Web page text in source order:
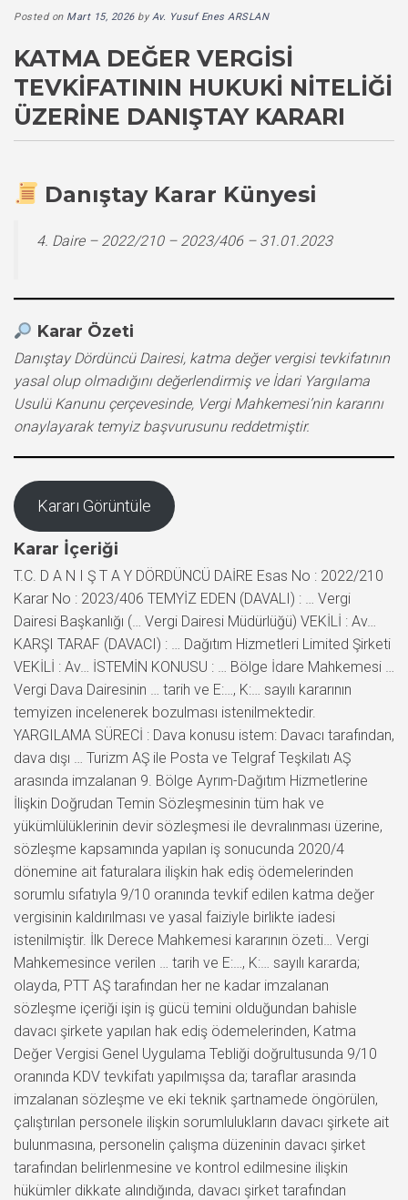
Posted on Mart 15, 2026byAv. Yusuf Enes ARSLAN
KATMA DEĞER VERGISI
TEVKIFATININ HUKUKI NITELIĞI
ÜZERINE DANIŞTAY KARARI
Danıştay Karar Künyesi
4. Daire – 2022/210 – 2023/406 – 31.01.2023
Karar Özeti
Danıştay Dördüncü Dairesi, katma değer vergisi tevkifatının
yasal olup olmadığını değerlendirmiş ve İdari Yargılama
Usulü Kanunu çerçevesinde, Vergi Mahkemesi’nin kararını
onaylayarak temyiz başvurusunu reddetmiştir.
Kararı Görüntüle
Karar İçeriği
T.C. D A N I Ş T A Y DÖRDÜNCÜ DAİRE Esas No : 2022/210
Karar No : 2023/406 TEMYİZ EDEN (DAVALI) : … Vergi
Dairesi Başkanlığı (… Vergi Dairesi Müdürlüğü) VEKİLİ : Av…
KARŞI TARAF (DAVACI) : … Dağıtım Hizmetleri Limited Şirketi
VEKİLİ : Av… İSTEMİN KONUSU : … Bölge İdare Mahkemesi …
Vergi Dava Dairesinin … tarih ve E:…, K:… sayılı kararının
temyizen incelenerek bozulması istenilmektedir.
YARGILAMA SÜRECİ : Dava konusu istem: Davacı tarafından,
dava dışı … Turizm AŞ ile Posta ve Telgraf Teşkilatı AŞ
arasında imzalanan 9. Bölge Ayrım-Dağıtım Hizmetlerine
İlişkin Doğrudan Temin Sözleşmesinin tüm hak ve
yükümlülüklerinin devir sözleşmesi ile devralınması üzerine,
sözleşme kapsamında yapılan iş sonucunda 2020/4
dönemine ait faturalara ilişkin hak ediş ödemelerinden
sorumlu sıfatıyla 9/10 oranında tevkif edilen katma değer
vergisinin kaldırılması ve yasal faiziyle birlikte iadesi
istenilmiştir. İlk Derece Mahkemesi kararının özeti… Vergi
Mahkemesince verilen … tarih ve E:…, K:… sayılı kararda;
olayda, PTT AŞ tarafından her ne kadar imzalanan
sözleşme içeriği işin iş gücü temini olduğundan bahisle
davacı şirkete yapılan hak ediş ödemelerinden, Katma
Değer Vergisi Genel Uygulama Tebliği doğrultusunda 9/10
oranında KDV tevkifatı yapılmışsa da; taraflar arasında
imzalanan sözleşme ve eki teknik şartnamede öngörülen,
çalıştırılan personele ilişkin sorumlulukların davacı şirkete ait
bulunmasına, personelin çalışma düzeninin davacı şirket
tarafından belirlenmesine ve kontrol edilmesine ilişkin
hükümler dikkate alındığında, davacı şirket tarafından